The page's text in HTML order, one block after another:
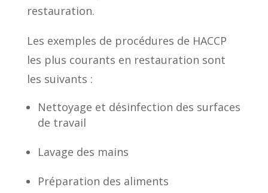
restauration.
Les exemples de procédures de HACCP
les plus courants en restauration sont
les suivants :
Nettoyage et désinfection des surfaces
de travail
Lavage des mains
Préparation des aliments